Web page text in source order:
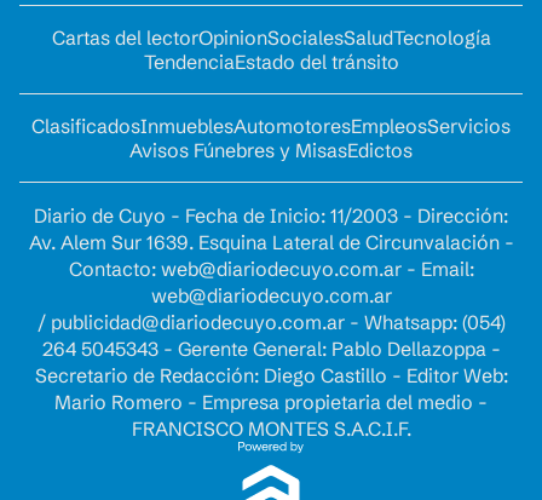
Cartas del lectorOpinionSocialesSaludTecnología
TendenciaEstado del tránsito
ClasificadosInmueblesAutomotoresEmpleosServicios
Avisos Fúnebres y MisasEdictos
Diario de Cuyo - Fecha de Inicio: 11/2003 - Dirección:
Av. Alem Sur 1639. Esquina Lateral de Circunvalación -
Contacto: web@diariodecuyo.com.ar- Email:
web@diariodecuyo.com.ar
/ publicidad@diariodecuyo.com.ar- Whatsapp: (054)
264 5045343 - Gerente General: Pablo Dellazoppa -
Secretario de Redacción: Diego Castillo - Editor Web:
Mario Romero - Empresa propietaria del medio -
FRANCISCO MONTES S.A.C.I.F.